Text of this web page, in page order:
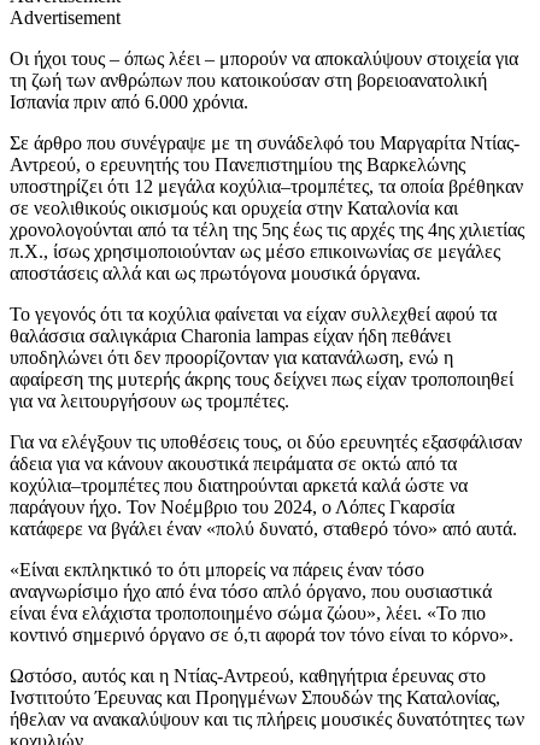
Advertisement
Οι ήχοι τους – όπως λέει – μπορούν να αποκαλύψουν στοιχεία για
τη ζωή των ανθρώπων που κατοικούσαν στη βορειοανατολική
Ισπανία πριν από 6.000 χρόνια.
Σε άρθρο που συνέγραψε με τη συνάδελφό του Μαργαρίτα Ντίας-
Αντρεού, ο ερευνητής του Πανεπιστημίου της Βαρκελώνης
υποστηρίζει ότι 12 μεγάλα κοχύλια–τρομπέτες, τα οποία βρέθηκαν
σε νεολιθικούς οικισμούς και ορυχεία στην Καταλονία και
χρονολογούνται από τα τέλη της 5ης έως τις αρχές της 4ης χιλιετίας
π.Χ., ίσως χρησιμοποιούνταν ως μέσο επικοινωνίας σε μεγάλες
αποστάσεις αλλά και ως πρωτόγονα μουσικά όργανα.
Το γεγονός ότι τα κοχύλια φαίνεται να είχαν συλλεχθεί αφού τα
θαλάσσια σαλιγκάρια Charonia lampas είχαν ήδη πεθάνει
υποδηλώνει ότι δεν προορίζονταν για κατανάλωση, ενώ η
αφαίρεση της μυτερής άκρης τους δείχνει πως είχαν τροποποιηθεί
για να λειτουργήσουν ως τρομπέτες.
Για να ελέγξουν τις υποθέσεις τους, οι δύο ερευνητές εξασφάλισαν
άδεια για να κάνουν ακουστικά πειράματα σε οκτώ από τα
κοχύλια–τρομπέτες που διατηρούνται αρκετά καλά ώστε να
παράγουν ήχο. Τον Νοέμβριο του 2024, ο Λόπες Γκαρσία
κατάφερε να βγάλει έναν «πολύ δυνατό, σταθερό τόνο» από αυτά.
«Είναι εκπληκτικό το ότι μπορείς να πάρεις έναν τόσο
αναγνωρίσιμο ήχο από ένα τόσο απλό όργανο, που ουσιαστικά
είναι ένα ελάχιστα τροποποιημένο σώμα ζώου», λέει. «Το πιο
κοντινό σημερινό όργανο σε ό,τι αφορά τον τόνο είναι το κόρνο».
Ωστόσο, αυτός και η Ντίας-Αντρεού, καθηγήτρια έρευνας στο
Ινστιτούτο Έρευνας και Προηγμένων Σπουδών της Καταλονίας,
ήθελαν να ανακαλύψουν και τις πλήρεις μουσικές δυνατότητες των
κοχυλιών.